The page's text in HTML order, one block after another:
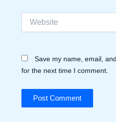
Website
Save my name, email,
for the next time I comment.